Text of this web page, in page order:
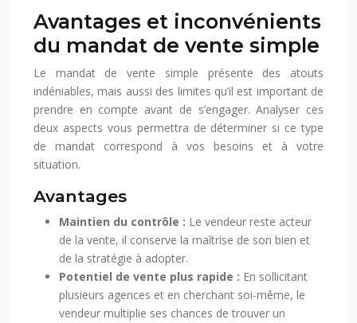
Avantages et inconvénients
du mandat de vente simple
Le mandat de vente simple présente des atouts
indéniables, mais aussi des limites qu’il est important de
prendre en compte avant de s’engager. Analyser ces
deux aspects vous permettra de déterminer si ce type
de mandat correspond à vos besoins et à votre
situation.
Avantages
Maintien du contrôle : Le vendeur reste acteur
de la vente, il conserve la maîtrise de son bien et
de la stratégie à adopter.
Potentiel de vente plus rapide : En sollicitant
plusieurs agences et en cherchant soi-même, le
vendeur multiplie ses chances de trouver un